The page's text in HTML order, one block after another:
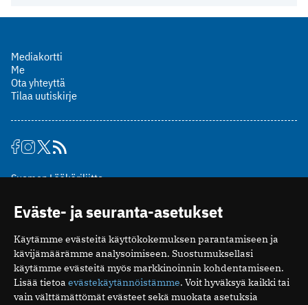
Mediakortti
Me
Ota yhteyttä
Tilaa uutiskirje
Suomen Lääkäriliitto
00510 Helsinki
puh. (09) 393 091
toimitus@potilaanlaakarilehti.fi
ISSN 2323-9476
Eväste- ja seuranta-asetukset
Käytämme evästeitä käyttökokemuksen parantamiseen ja
kävijämäärämme analysoimiseen. Suostumuksellasi
käytämme evästeitä myös markkinoinnin kohdentamiseen.
Lisää tietoa evästekäytännöistämme. Voit hyväksyä kaikki tai
vain välttämättömät evästeet sekä muokata asetuksia